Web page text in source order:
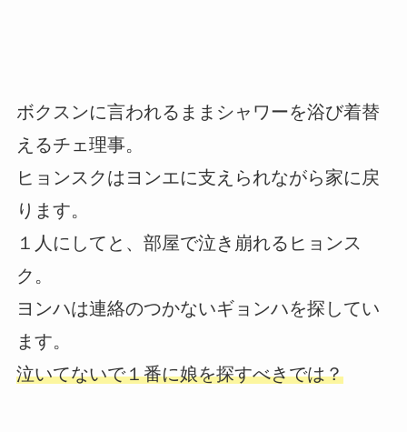
ボクスンに言われるままシャワーを浴び着替
えるチェ理事。
ヒョンスクはヨンエに支えられながら家に戻
ります。
１人にしてと、部屋で泣き崩れるヒョンス
ク。
ヨンハは連絡のつかないギョンハを探してい
ます。
泣いてないで１番に娘を探すべきでは？